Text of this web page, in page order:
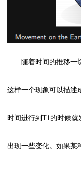
随着时间的推移一
这样一个现象可以描述
时间进行到T1的时候
出现一些变化。如果某